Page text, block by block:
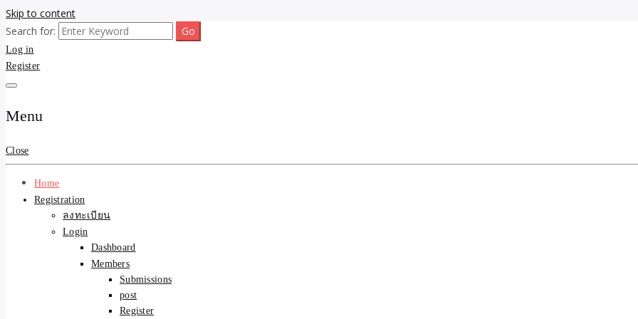
Skip to content
รับจ้างโพสต์ขายบ้าน ขายของ ติดหน้าแรก Google Ai
ความคุ้มค่า "ถูกและดีมีอยู่จริง" (เหมาะกับพ่อค้าแม่ค้า)
การันตีงานดี 100% ✨
ขายบ้านไม่ออก ขายสินค้าไม่ได้ บอกเรา! รับจ้างลงโพสต์อสังหาฯ รับโพสเว็บบอร์ดSEO ดันติดหน้าแรก Google AI ชัวร์ 🎯 … ให้เราจัดการให้! ด้วยร
Search for:
Log in
Register
Menu
Close
Home
Registration
ลงทะเบียน
Login
Dashboard
Members
Submissions
post
Register